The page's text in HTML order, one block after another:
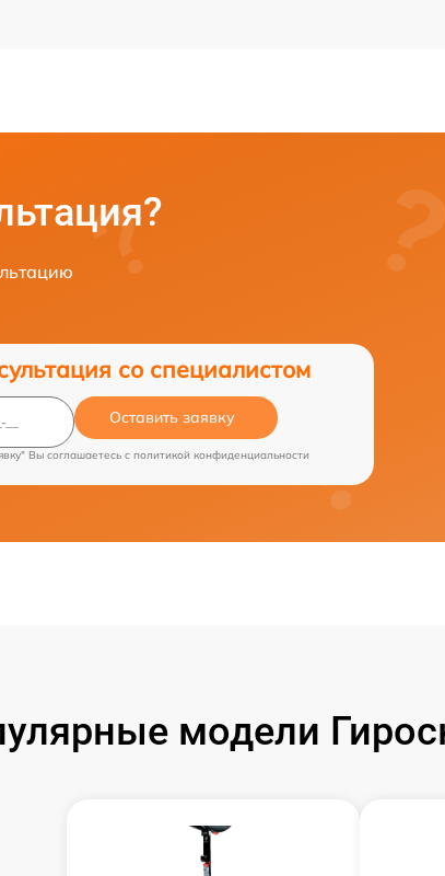
со специалистом
Оставить заявку
Вы соглашаетесь c политикой конфиденциальности
модели